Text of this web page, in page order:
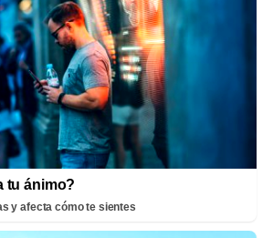
tu ánimo?
y afecta cómo te sientes